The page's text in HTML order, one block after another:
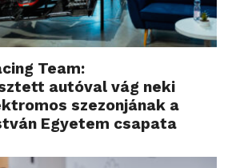
Team:
autóval vág neki
szezonjának a
Egyetem csapata